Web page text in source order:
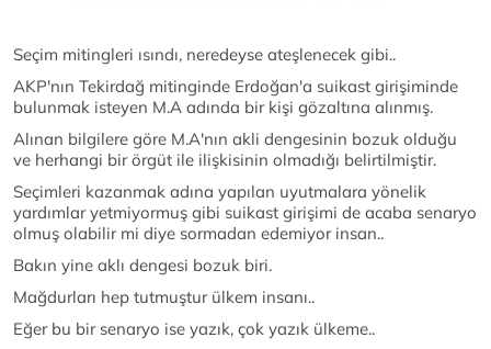
Seçim mitingleri ısındı, neredeyse ateşlenecek gibi..
AKP'nın Tekirdağ mitinginde Erdoğan'a suikast girişiminde
bulunmak isteyen M.A adında bir kişi gözaltına alınmış.
Alınan bilgilere göre M.A'nın akli dengesinin bozuk olduğu
ve herhangi bir örgüt ile ilişkisinin olmadığı belirtilmiştir.
Seçimleri kazanmak adına yapılan uyutmalara yönelik
yardımlar yetmiyormuş gibi suikast girişimi de acaba senaryo
olmuş olabilir mi diye sormadan edemiyor insan..
Bakın yine aklı dengesi bozuk biri.
Mağdurları hep tutmuştur ülkem insanı..
Eğer bu bir senaryo ise yazık, çok yazık ülkeme..